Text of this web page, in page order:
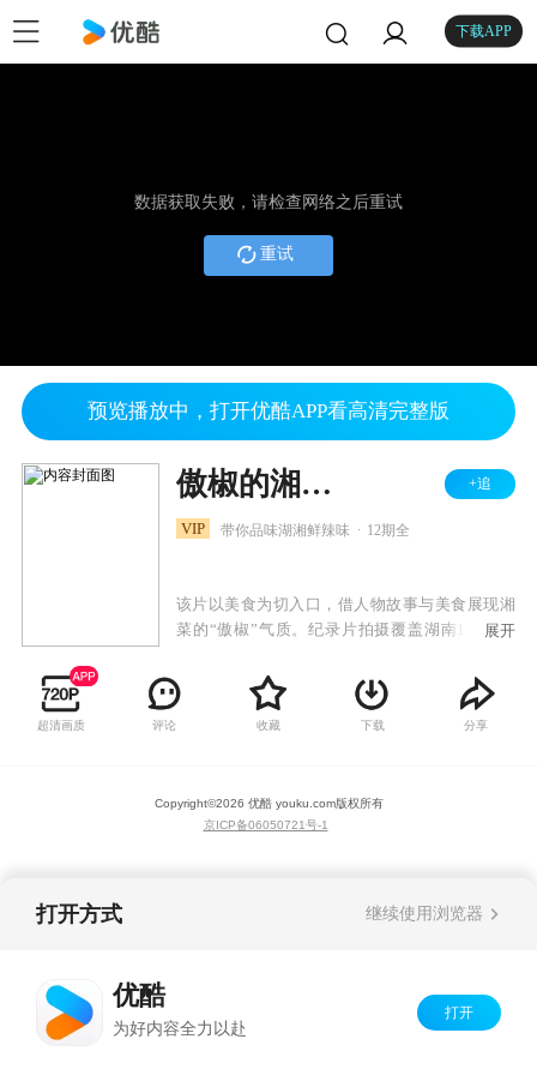
下载APP
数据获取失败，请检查网络之后重试
重试
预览播放中，打开优酷APP看高清完整版
傲椒的湘菜 第三季 +追
VIP 带你品味湖湘鲜辣味 12期全
该片以美食为切入口，借人物故事与美食展现湘
菜的“傲椒”气质。纪录片拍摄覆盖湖南122个县
呈现湘菜与世界饮食文化的交融。
展开
超清画质 评论 收藏 下载 分享
Copyright©2026 优酷 youku.com版权所有
京ICP备06050721号-1
打开方式 继续使用浏览器
优酷
为好内容全力以赴
打开